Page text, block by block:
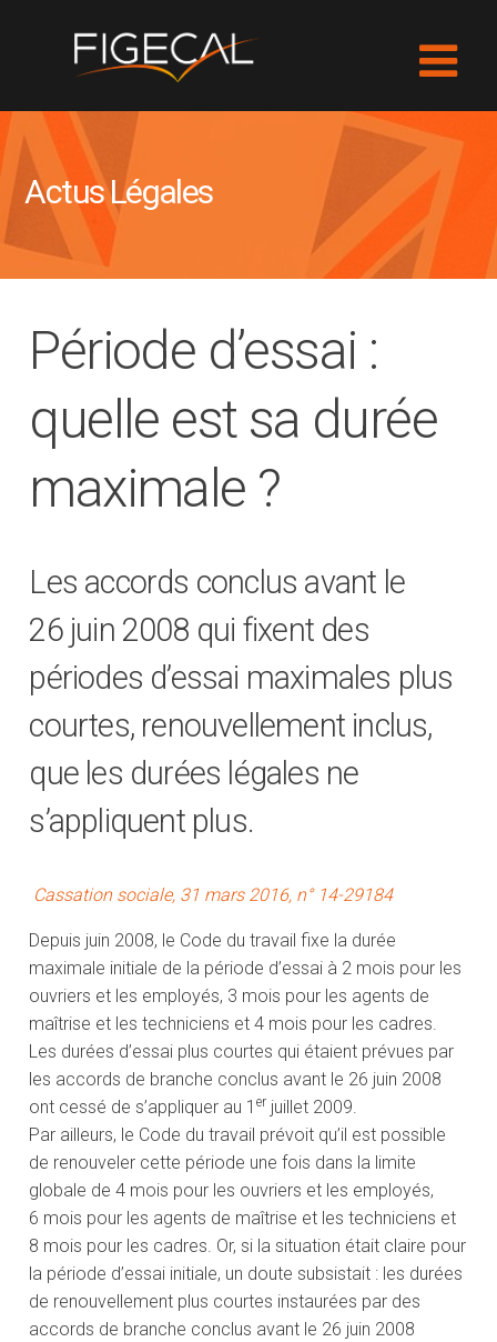
Actus Légales
Période d’essai :
quelle est sa durée
maximale ?
Les accords conclus avant le
26 juin 2008 qui fixent des
périodes d’essai maximales plus
courtes, renouvellement inclus,
que les durées légales ne
s’appliquent plus.
Cassation sociale, 31 mars 2016, n° 14-29184
Depuis juin 2008, le Code du travail fixe la durée
maximale initiale de la période d’essai à 2 mois pour les
ouvriers et les employés, 3 mois pour les agents de
maîtrise et les techniciens et 4 mois pour les cadres.
Les durées d’essai plus courtes qui étaient prévues par
les accords de branche conclus avant le 26 juin 2008
ont cessé de s’appliquer au 1er juillet 2009.
Par ailleurs, le Code du travail prévoit qu’il est possible
de renouveler cette période une fois dans la limite
globale de 4 mois pour les ouvriers et les employés,
6 mois pour les agents de maîtrise et les techniciens et
8 mois pour les cadres. Or, si la situation était claire pour
la période d’essai initiale, un doute subsistait : les durées
de renouvellement plus courtes instaurées par des
accords de branche conclus avant le 26 juin 2008